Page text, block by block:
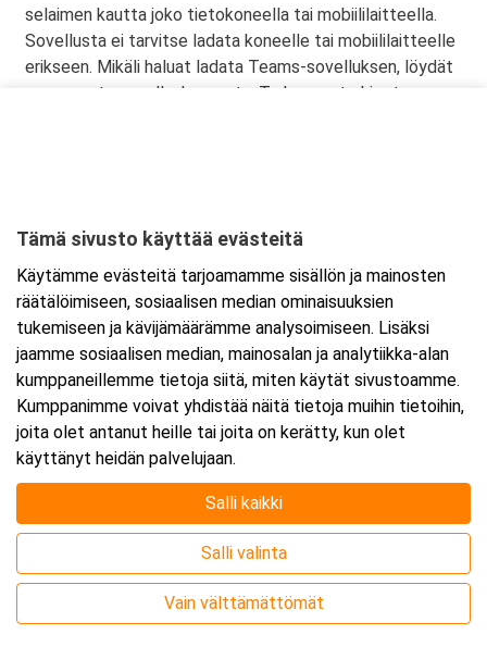
selaimen kautta joko tietokoneella tai mobiililaitteella.
Sovellusta ei tarvitse ladata koneelle tai mobiililaitteelle
erikseen. Mikäli haluat ladata Teams-sovelluksen, löydät
sen omasta sovelluskaupasta. Tarkemmat ohjeet
Ajankohta
Alkaa:24.9.2026 08:30
Päättyy:24.9.2026 15:30
Lisää tapahtuma kalenteriisi
Webinaari
Tämä sivusto käyttää evästeitä
Käytämme evästeitä tarjoamamme sisällön ja mainosten
räätälöimiseen, sosiaalisen median ominaisuuksien
tukemiseen ja kävijämäärämme analysoimiseen. Lisäksi
jaamme sosiaalisen median, mainosalan ja analytiikka-alan
kumppaneillemme tietoja siitä, miten käytät sivustoamme.
Kumppanimme voivat yhdistää näitä tietoja muihin tietoihin,
joita olet antanut heille tai joita on kerätty, kun olet
käyttänyt heidän palvelujaan.
Salli kaikki
Salli valinta
Vain välttämättömät